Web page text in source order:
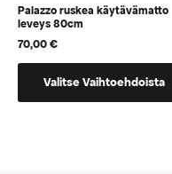
Palazzo ruskea käytävämatto
leveys 80cm
70,00€
Valitse Vaihtoehdoista
tuotteella